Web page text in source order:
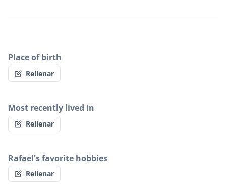
Place of birth
Rellenar
Most recently lived in
Rellenar
Rafael's favorite hobbies
Rellenar